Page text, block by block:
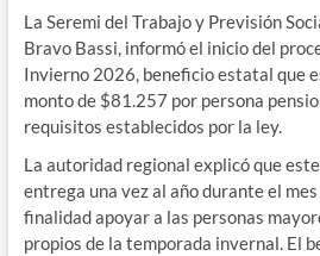
La Seremi del Trabajo y Previsión
Bravo Bassi, informó el inicio del
Invierno 2026, beneficio estatal que
monto de $81.257 por persona
requisitos establecidos por la ley.
La autoridad regional explicó que
entrega una vez al año durante el
finalidad apoyar a las personas
propios de la temporada invernal. El